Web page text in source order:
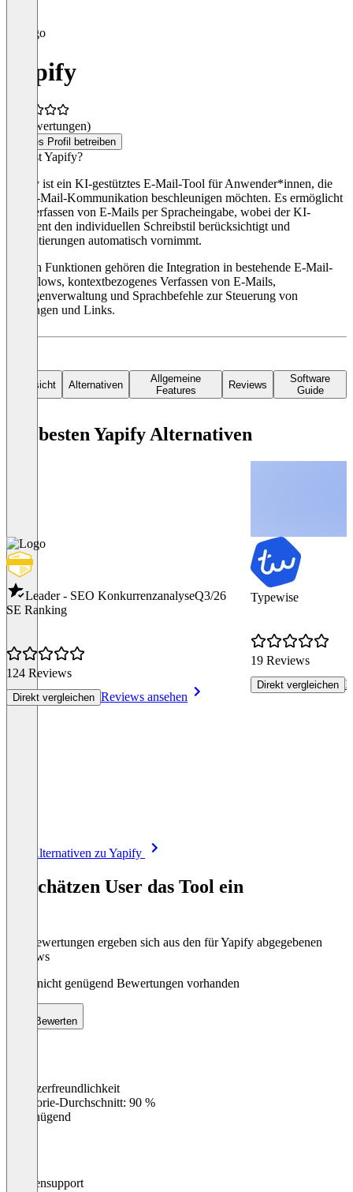
Yapify
(0 Bewertungen)
Dieses Profil betreiben
Was ist Yapify?
Yapify ist ein KI-gestütztes E-Mail-Tool für Anwender*innen, die
ihre E-Mail-Kommunikation beschleunigen möchten. Es ermöglicht
das Verfassen von E-Mails per Spracheingabe, wobei der KI-
Assistent den individuellen Schreibstil berücksichtigt und
Formatierungen automatisch vornimmt.
Zu den Funktionen gehören die Integration in bestehende E-Mail-
Workflows, kontextbezogenes Verfassen von E-Mails,
Vorlagenverwaltung und Sprachbefehle zur Steuerung von
Anhängen und Links.
Informationen zur Preisgestaltung sind auf der Webseite des
Übersicht Alternativen
Allgemeine
Features
Reviews
Software
Guide
Die besten Yapify Alternativen
Leader - SEO KonkurrenzanalyseQ3/26
SE Ranking
124 Reviews
Direkt vergleichen Reviews ansehen
Typewise
19 Reviews
Direkt vergleichen
Alle Alternativen zu Yapify
So schätzen User das Tool ein
Die Bewertungen ergeben sich aus den für Yapify abgegebenen
Reviews
Noch nicht genügend Bewertungen vorhanden
Bewerten
Benutzerfreundlichkeit
Kategorie-Durchschnitt: 90 %
Ungenügend
Kundensupport